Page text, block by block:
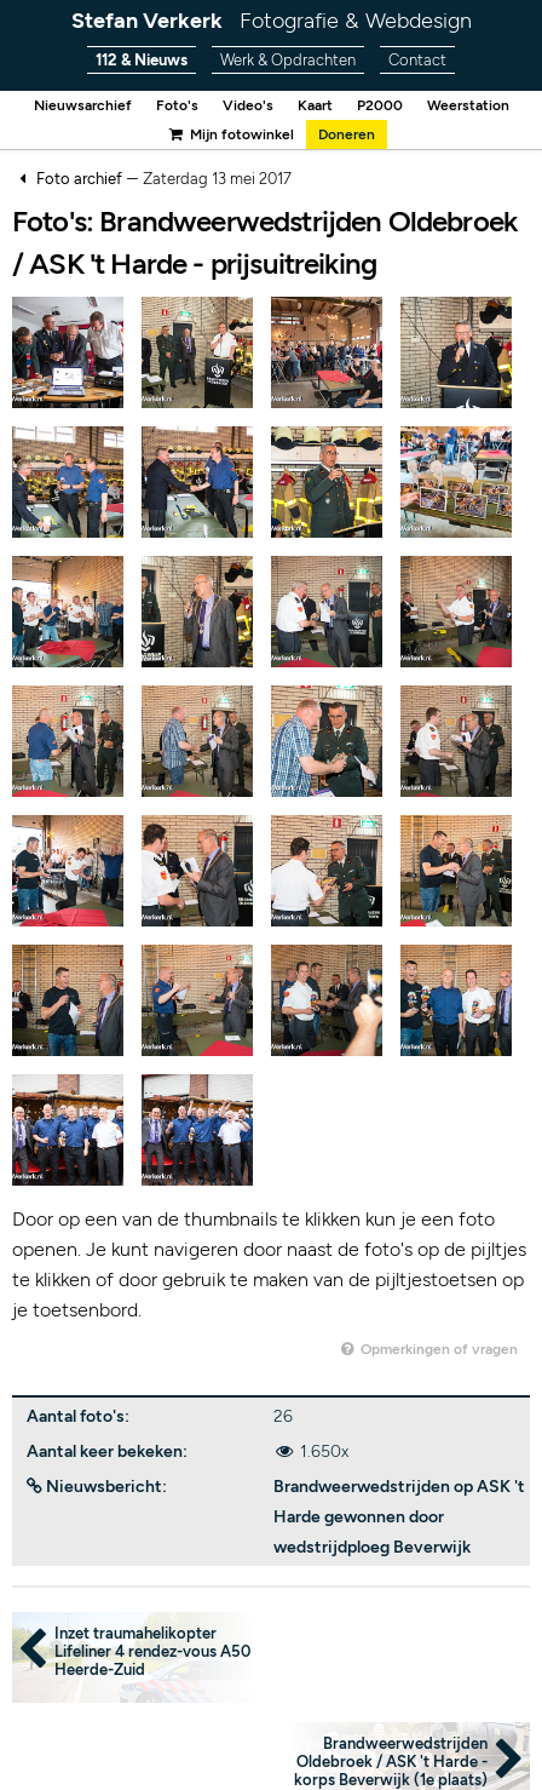
Stefan Verkerk Fotografie & Webdesign
112 & Nieuws Werk & Opdrachten Contact
Nieuwsarchief Foto's Video's Kaart P2000
Weerstation
Mijn fotowinkel
Doneren
Foto archief– Zaterdag 13 mei 2017
Foto's: Brandweerwedstrijden Oldebroek
/ ASK 't Harde - prijsuitreiking
Door op een van de thumbnails te klikken kun je een foto
openen. Je kunt navigeren door naast de foto's op de pijltjes
te klikken of door gebruik te maken van de pijltjestoetsen op
je toetsenbord.
Opmerkingen of vragen
Aantal foto's:
26
Aantal keer bekeken:
1.650x
Nieuwsbericht:
Brandweerwedstrijden op ASK 't
Harde gewonnen door
wedstrijdploeg Beverwijk
Inzet traumahelikopter
Lifeliner 4 rendez-vous A50
Heerde-Zuid
Brandweerwedstrijden
Oldebroek / ASK 't Harde -
korps Beverwijk (1e plaats)